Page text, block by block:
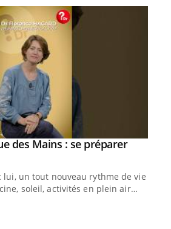
des Mains : se préparer
un tout nouveau rythme de vie !
soleil, activités en plein air…